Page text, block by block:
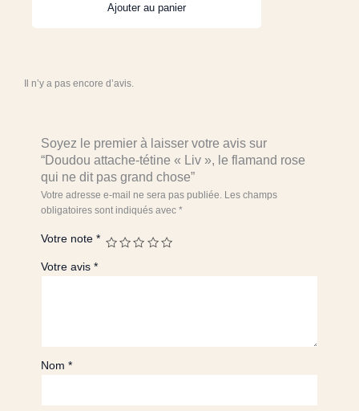
Doudou
le
qui
ne
pas
chose
Ajouter au panier
Il n’y a pas encore d’avis.
Soyez le premier à laisser votre avis sur
“Doudou attache-tétine « Liv », le flamand rose
qui ne dit pas grand chose”
Votre adresse e-mail ne sera pas publiée. Les champs
obligatoires sont indiqués avec *
Votre note *
Votre avis *
Nom *